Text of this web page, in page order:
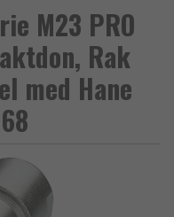
M23 PRO
Rak
med Hane